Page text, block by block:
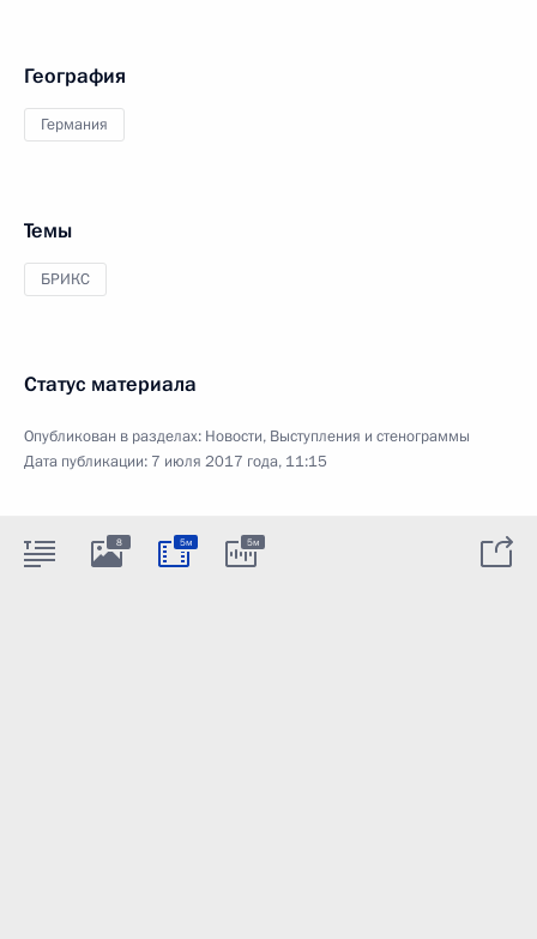
География
Германия
Темы
БРИКС
Статус материала
Опубликован в разделах: Новости, Выступления и стенограммы
Дата публикации: 7 июля 2017 года, 11:15
8 5м 5м